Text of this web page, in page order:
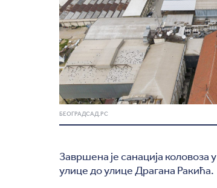
БЕОГРАДСАД.РС
Завршена је санација коловоза у
улице до улице Драгана Ракића.